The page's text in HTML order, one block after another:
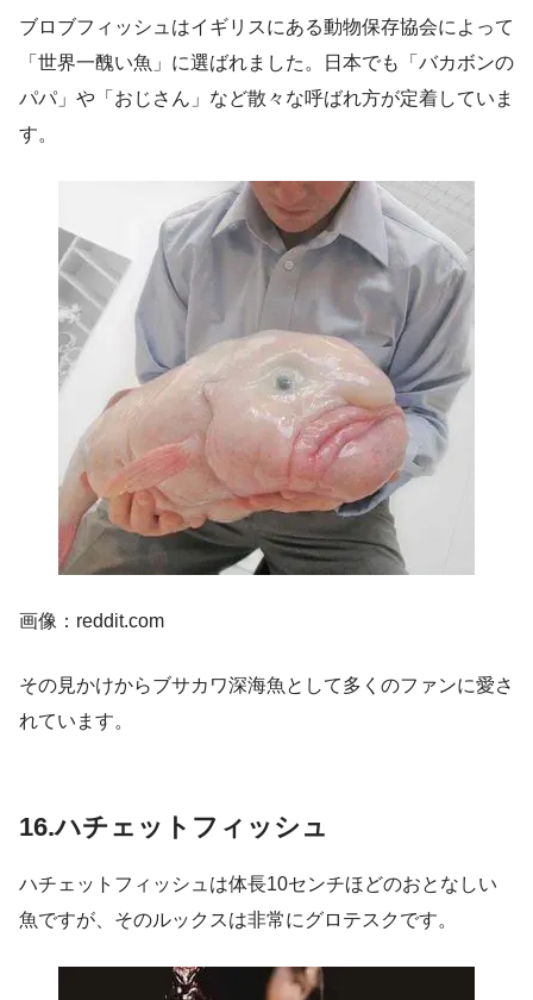
ブロブフィッシュはイギリスにある動物保存協会によって
「世界一醜い魚」に選ばれました。日本でも「バカボンの
パパ」や「おじさん」など散々な呼ばれ方が定着していま
す。
画像：reddit.com
その見かけからブサカワ深海魚として多くのファンに愛さ
れています。
16.ハチェットフィッシュ
ハチェットフィッシュは体長10センチほどのおとなしい
魚ですが、そのルックスは非常にグロテスクです。